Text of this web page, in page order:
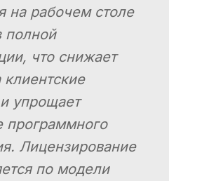
на рабочем столе
что снижает
клиентские
и упрощает
программного
Лицензирование
по модели